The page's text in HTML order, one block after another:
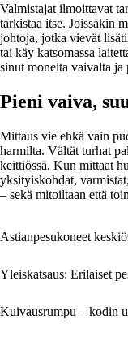
Valmistajat ilmoittavat
tarkistaa itse. Joissakin
johtoja, jotka vievät
tai käy katsomassa
sinut monelta vaivalta ja
Pieni vaiva,
Mittaus vie ehkä vain
harmilta. Vältät turhat
keittiössä. Kun mittaat
yksityiskohdat,
– sekä mitoiltaan että
Astianpesukoneet
Yleiskatsaus: Erilaiset
Kuivausrumpu – kodin